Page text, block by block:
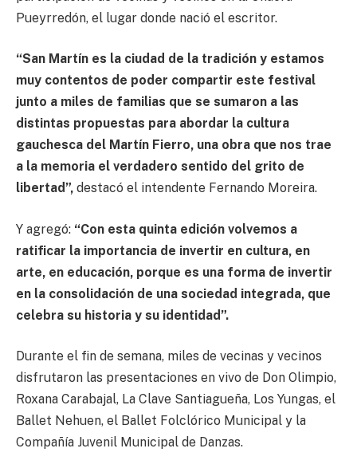
Pueyrredón, el lugar donde nació el escritor.
“San Martín es la ciudad de la tradición y estamos
muy contentos de poder compartir este festival
junto a miles de familias que se sumaron a las
distintas propuestas para abordar la cultura
gauchesca del Martín Fierro, una obra que nos trae
a la memoria el verdadero sentido del grito de
libertad”, destacó el intendente Fernando Moreira.
Y agregó: “Con esta quinta edición volvemos a
ratificar la importancia de invertir en cultura, en
arte, en educación, porque es una forma de invertir
en la consolidación de una sociedad integrada, que
celebra su historia y su identidad”.
Durante el fin de semana, miles de vecinas y vecinos
disfrutaron las presentaciones en vivo de Don Olimpio,
Roxana Carabajal, La Clave Santiagueña, Los Yungas, el
Ballet Nehuen, el Ballet Folclórico Municipal y la
Compañía Juvenil Municipal de Danzas.